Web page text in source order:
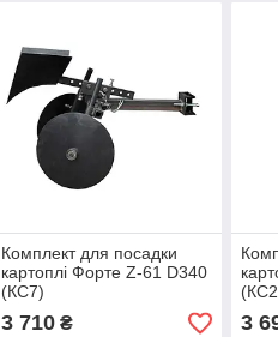
Комплект для посадки
картоплі Форте Z-61 D340
(КС7)
3 710₴ 3